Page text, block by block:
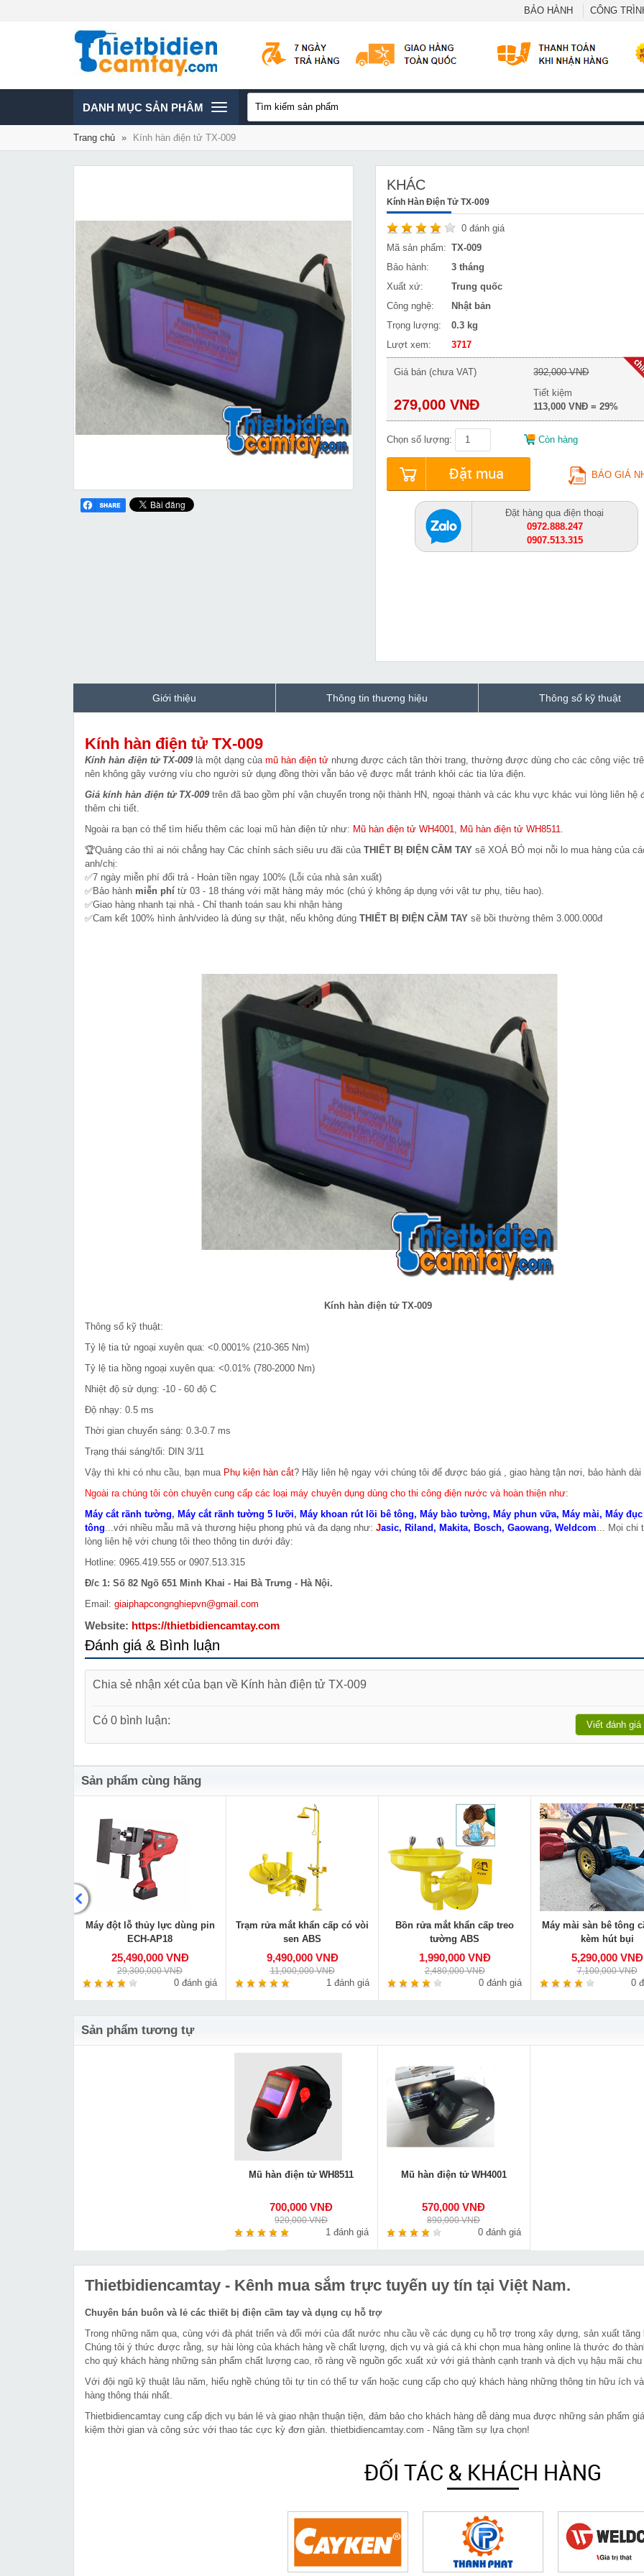
BẢO HÀNH CÔNG
TOGGLE
NAVIGATION
DANH MỤC SẢN PHÂM
Trang chủ » Kính hàn điện tử TX-009
KHÁC
Kính Hàn Điện Tử TX-009
0 đánh giá
Mã sản phẩm: TX-009
Bảo hành:
3 tháng
Xuất xứ:
Trung quốc
Công nghệ:
Nhật bản
Trọng lượng:
0.3 kg
Lượt xem:
3717
Giá bán (chưa VAT)
279,000 VNĐ
392,000 VNĐ
Tiết kiệm
113,000 VNĐ = 29%
Chọn số lượng: Còn hàng
Đặt mua BÁO GIÁ
Đặt hàng qua điện thoại
0972.888.247
0907.513.315
Giới thiệu Thông tin thương hiệu Thông số kỹ thuật
Kính hàn điện tử TX-009
Kính hàn điện tử TX-009là một dạng của mũ hàn điện tử nhưng được cách tân thời trang, thường được dùng cho các công việc
nên không gây vướng víu cho người sử dụng đồng thời vẫn bảo vệ được mắt tránh khỏi các tia lửa điện.
Giá kính hàn điện tử TX-009trên đã bao gồm phí vận chuyển trong nội thành HN, ngoại thành và các khu vực khác vui lòng liên hệ
thêm chi tiết.
Ngoài ra bạn có thể tìm hiểu thêm các loại mũ hàn điện tử như: Mũ hàn điện tử WH4001, Mũ hàn điện tử WH8511.
🏆Quảng cáo thì ai nói chẳng hay Các chính sách siêu ưu đãi của THIẾT BỊ ĐIỆN CẦM TAY sẽ XOÁ BỎ mọi nỗi lo mua hàng của
anh/chị:
✅7 ngày miễn phí đổi trả - Hoàn tiền ngay 100% (Lỗi của nhà sản xuất)
✅Bảo hành miễn phí từ 03 - 18 tháng với mặt hàng máy móc (chú ý không áp dụng với vật tư phụ, tiêu hao).
✅Giao hàng nhanh tại nhà - Chỉ thanh toán sau khi nhận hàng
✅Cam kết 100% hình ảnh/video là đúng sự thật, nếu không đúng THIẾT BỊ ĐIỆN CẦM TAY sẽ bồi thường thêm 3.000.000đ
Kính hàn điện tử TX-009
Thông số kỹ thuật:
Tỷ lệ tia tử ngoại xuyên qua: <0.0001% (210-365 Nm)
Tỷ lệ tia hồng ngoại xuyên qua: <0.01% (780-2000 Nm)
Nhiệt độ sử dụng: -10 - 60 độ C
Độ nhạy: 0.5 ms
Thời gian chuyển sáng: 0.3-0.7 ms
Trạng thái sáng/tối: DIN 3/11
Vậy thì khi có nhu cầu, bạn mua Phụ kiện hàn cắt? Hãy liên hệ ngay với chúng tôi để được báo giá , giao hàng tận nơi, bảo hành dài
Ngoài ra chúng tôi còn chuyên cung cấp các loại máy chuyên dụng dùng cho thi công điện nước và hoàn thiện như:
Máy cắt rãnh tường, Máy cắt rãnh tường 5 lưỡi, Máy khoan rút lõi bê tông, Máy bào tường, Máy phun vữa, Máy mài, Máy
tông...với nhiều mẫu mã và thương hiệu phong phú và đa dạng như: Jasic, Riland, Makita, Bosch, Gaowang, Weldcom... Mọi chi
lòng liên hệ với chung tôi theo thông tin dưới đây:
Hotline: 0965.419.555 or 0907.513.315
Đ/c 1: Số 82 Ngõ 651 Minh Khai - Hai Bà Trưng - Hà Nội.
Email: giaiphapcongnghiepvn@gmail.com
Website: https://thietbidiencamtay.com
Đánh giá & Bình luận
Chia sẻ nhận xét của bạn về Kính hàn điện tử TX-009
Có 0 bình luận: Viết đánh giá
Sản phẩm cùng hãng
Máy đột lỗ thủy lực dùng pin
ECH-AP18
25,490,000 VNĐ
29,300,000 VNĐ
0 đánh giá
Trạm rửa mắt khẩn cấp có vòi
sen ABS
9,490,000 VNĐ
11,000,000 VNĐ
1 đánh giá
Bồn rửa mắt khẩn cấp treo
tường ABS
1,990,000 VNĐ
2,480,000 VNĐ
0 đánh giá
Máy mài sàn bê tông
kèm hút bụi
5,290,000 VNĐ
7,100,000 VNĐ
0
Sản phẩm tương tự
Mũ hàn điện tử WH8511
700,000 VNĐ
920,000 VNĐ
1 đánh giá
Mũ hàn điện tử WH4001
570,000 VNĐ
890,000 VNĐ
0 đánh giá
Thietbidiencamtay - Kênh mua sắm trực tuyến uy tín tại Việt Nam.
Chuyên bán buôn và lẻ các thiết bị điện cầm tay và dụng cụ hỗ trợ
Trong những năm qua, cùng với đà phát triển và đổi mới của đất nước nhu cầu về các dụng cụ hỗ trợ trong xây dựng, sản xuất
Chúng tôi ý thức được rằng, sự hài lòng của khách hàng về chất lượng, dịch vụ và giá cả khi chọn mua hàng online là thước đo
cho quý khách hàng những sản phẩm chất lượng cao, rõ ràng về nguồn gốc xuất xứ với giá thành cạnh tranh và dịch vụ hậu mãi chu
Với đội ngũ kỹ thuật lâu năm, hiểu nghề chúng tôi tự tin có thể tư vấn hoặc cung cấp cho quý khách hàng những thông tin hữu ích
hàng thông thái nhất.
Thietbidiencamtay cung cấp dịch vụ bán lẻ và giao nhận thuận tiện, đảm bảo cho khách hàng dễ dàng mua được những sản phẩm
kiệm thời gian và công sức với thao tác cực kỳ đơn giản. thietbidiencamtay.com - Nâng tầm sự lựa chọn!
ĐỐI TÁC & KHÁCH HÀNG